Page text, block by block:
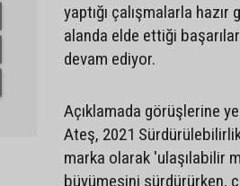
yaptığı çalışmalarla
alanda elde ettiği
devam ediyor.
Açıklamada görüşlerine
Ateş, 2021
marka olarak 'ulaşılabilir
büyümesini sürdürürken,